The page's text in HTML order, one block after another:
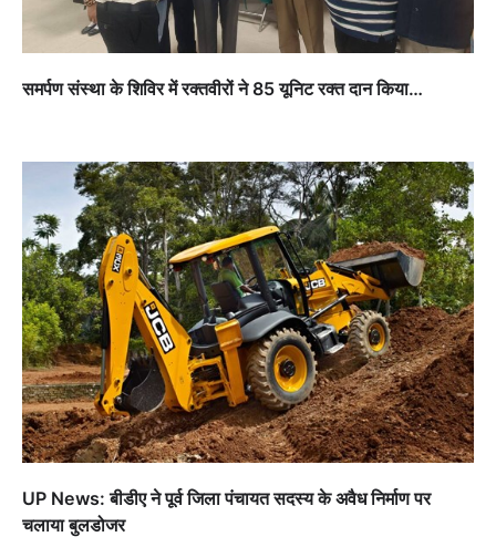
समर्पण संस्था के शिविर में रक्तवीरों ने 85 यूनिट रक्त दान किया…
UP News: बीडीए ने पूर्व जिला पंचायत सदस्य के अवैध निर्माण पर
चलाया बुलडोजर